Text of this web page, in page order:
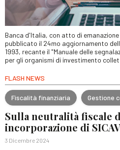
Banca d'Italia, con atto di emanazione
pubblicato il 24mo aggiornamento
1993, recante il "Manuale delle
per gli organismi di investimento
FLASH NEWS
Fiscalità finanziaria Gestione
Sulla neutralità fiscale
incorporazione di
3 Dicembre 2024